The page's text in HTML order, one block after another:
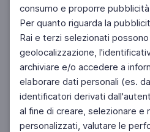
consumo e proporre
Per quanto riguarda la
Rai e terzi selezionati
geolocalizzazione,
archiviare e/o accedere a
elaborare dati personali (es.
identificatori derivati
al fine di creare, selezionare e
personalizzati, valutare le